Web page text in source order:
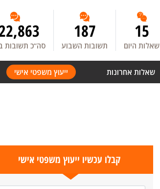
15
שאלות היום
187
תשובות השבוע סה”כ תשובות
שאלות אחרונות ייעוץ משפטי אישי
קבלו עכשיו ייעוץ משפטי אישי